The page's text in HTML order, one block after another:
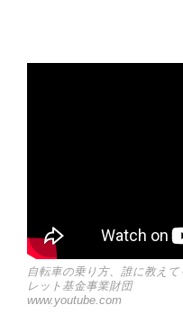
自転車の乗り方、誰に教え
レット基金事業財団
www.youtube.com